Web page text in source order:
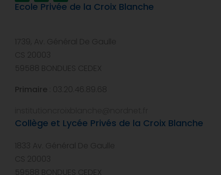
Ecole Privée de la Croix Blanche
1739, Av. Général De Gaulle
CS 20003
59588 BONDUES CEDEX
Primaire : 03.20.46.89.68
Collège et Lycée Privés de la Croix Blanche
1833 Av. Général De Gaulle
CS 20003
59588 BONDUES CEDEX